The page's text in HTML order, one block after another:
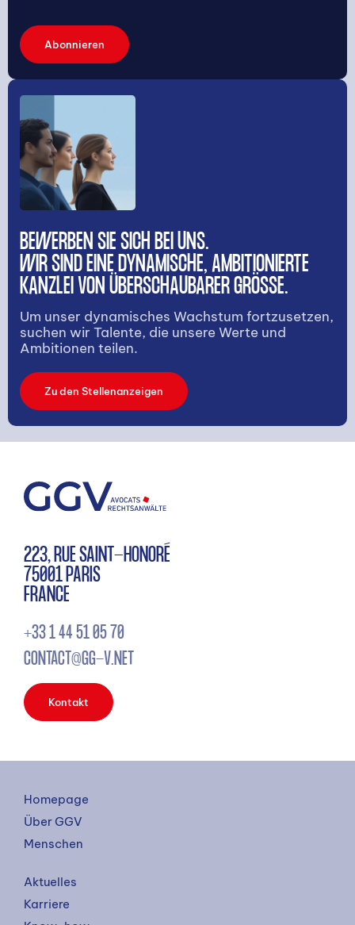
Abonnieren
BEWERBEN SIE SICH BEI UNS.
WIR SIND EINE DYNAMISCHE, AMBITIONIERTE
KANZLEI VON ÜBERSCHAUBARER GRÖSSE.
Um unser dynamisches Wachstum fortzusetzen,
suchen wir Talente, die unsere Werte und
Ambitionen teilen.
Zu den Stellenanzeigen
223, RUE SAINT-HONORÉ
75001 PARIS
FRANCE
+33 1 44 51 05 70
CONTACT@GG-V.NET
Kontakt
Homepage
Über GGV
Menschen
Aktuelles
Karriere